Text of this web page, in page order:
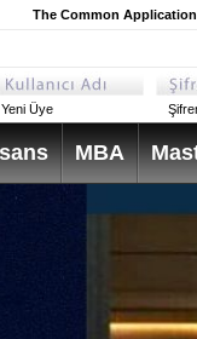
The Common
Yeni Üye
MBA